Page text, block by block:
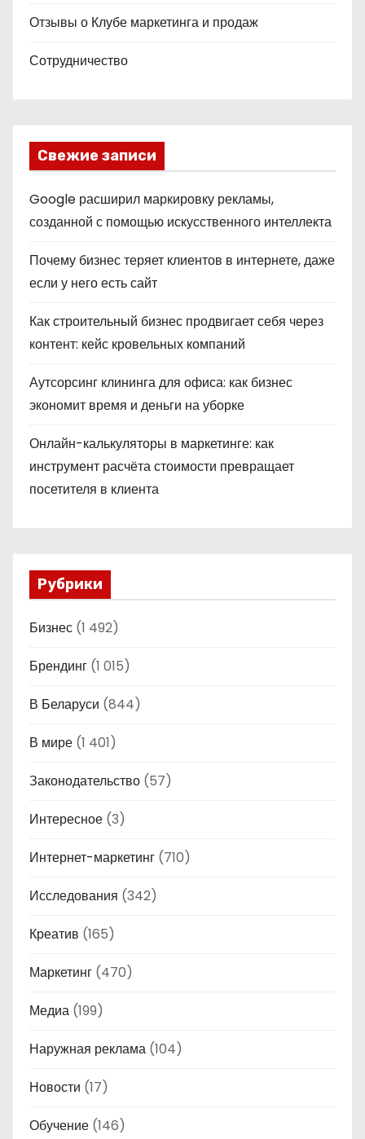
Отзывы о Клубе маркетинга и продаж
Сотрудничество
Свежие записи
Google расширил маркировку рекламы,
созданной с помощью искусственного интеллекта
Почему бизнес теряет клиентов в интернете, даже
если у него есть сайт
Как строительный бизнес продвигает себя через
контент: кейс кровельных компаний
Аутсорсинг клининга для офиса: как бизнес
экономит время и деньги на уборке
Онлайн-калькуляторы в маркетинге: как
инструмент расчёта стоимости превращает
посетителя в клиента
Рубрики
Бизнес (1 492)
Брендинг (1 015)
В Беларуси (844)
В мире (1 401)
Законодательство (57)
Интересное (3)
Интернет-маркетинг (710)
Исследования (342)
Креатив (165)
Маркетинг (470)
Медиа (199)
Наружная реклама (104)
Новости (17)
Обучение (146)